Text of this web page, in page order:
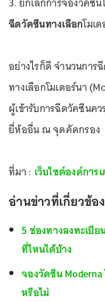
ฉีดวัคซีนทางเลือกโมเ
อย่างไรก็ดี จำนวนการ
ทางเลือกโมเดอร์นา
ผู้เข้ารับการฉีดวัคซีนค
ยี่ห้ออื่น ณ จุดคัดกรอง
ที่มา : เว็บไซต์องค์การ
อ่านข่าวที่เกี่ยวข้อง
5 ช่องทางลงทะเบี
ที่ไหนได้บ้าง
จองวัคซีน
หรือไม่